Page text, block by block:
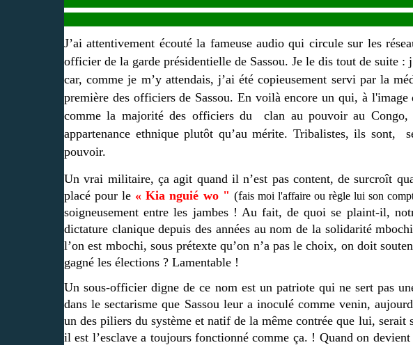
J’ai attentivement écouté la fameuse audio qui circule sur les
officier de la garde présidentielle de Sassou. Je le dis tout de suite :
car, comme je m’y attendais, j’ai été copieusement servi par la
première des officiers de Sassou. En voilà encore un qui, à
comme la majorité des officiers du clan au pouvoir au Congo,
appartenance ethnique plutôt qu’au mérite. Tribalistes, ils sont,
pouvoir.
Un vrai militaire, ça agit quand il n’est pas content, de surcroît
placé pour le « Kia nguié wo " (fais moi l'affaire ou règle lui son
soigneusement entre les jambes ! Au fait, de quoi se plaint-il,
dictature clanique depuis des années au nom de la solidarité
l’on est mbochi, sous prétexte qu’on n’a pas le choix, on doit
gagné les élections ? Lamentable !
Un sous-officier digne de ce nom est un patriote qui ne sert pas
dans le sectarisme que Sassou leur a inoculé comme venin,
un des piliers du système et natif de la même contrée que lui,
il est l’esclave a toujours fonctionné comme ça. ! Quand on